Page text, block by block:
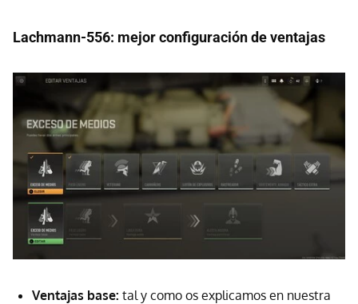
Lachmann-556: mejor configuración de ventajas
Ventajas base: tal y como os explicamos en nuestra